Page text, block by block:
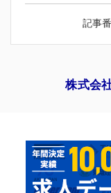
記事
株式会